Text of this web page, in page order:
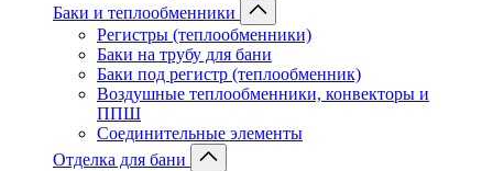
Баки и теплообменники
Регистры (теплообменники)
Баки на трубу для бани
Баки под регистр (теплообменник)
Воздушные теплообменники, конвекторы и
ППШ
Соединительные элементы
Отделка для бани